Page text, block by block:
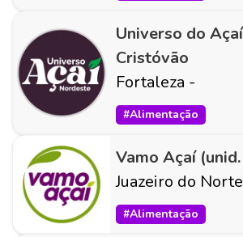
Universo do
Cristóvão
Fortaleza -
#Alimentação
Vamo Açaí
Juazeiro do Norte
#Alimentação